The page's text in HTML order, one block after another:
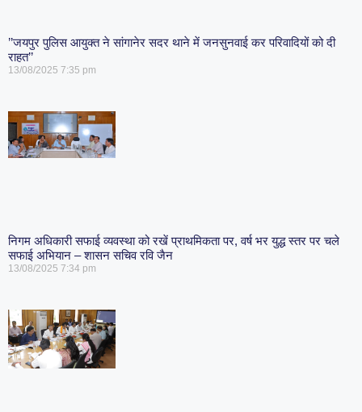
’’जयपुर पुलिस आयुक्त ने सांगानेर सदर थाने में जनसुनवाई कर परिवादियों को दी
राहत’’
13/08/2025 7:35 pm
निगम अधिकारी सफाई व्यवस्था को रखें प्राथमिकता पर, वर्ष भर युद्ध स्तर पर चले
सफाई अभियान – शासन सचिव रवि जैन
13/08/2025 7:34 pm